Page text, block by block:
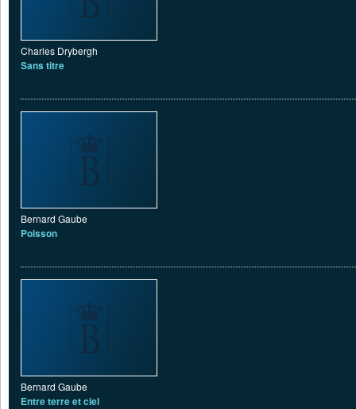
Charles Drybergh
Sans titre
Bernard Gaube
Poisson
Bernard Gaube
Entre terre et ciel